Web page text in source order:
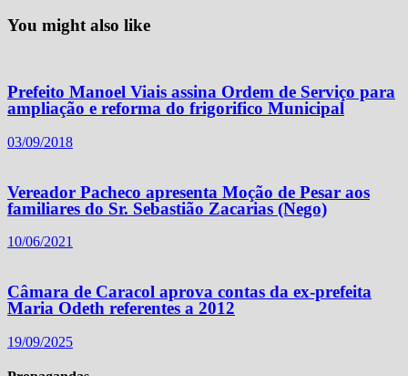
You might also like
Prefeito Manoel Viais assina Ordem de Serviço para
ampliação e reforma do frigorifico Municipal
03/09/2018
Vereador Pacheco apresenta Moção de Pesar aos
familiares do Sr. Sebastião Zacarias (Nego)
10/06/2021
Câmara de Caracol aprova contas da ex-prefeita
Maria Odeth referentes a 2012
19/09/2025